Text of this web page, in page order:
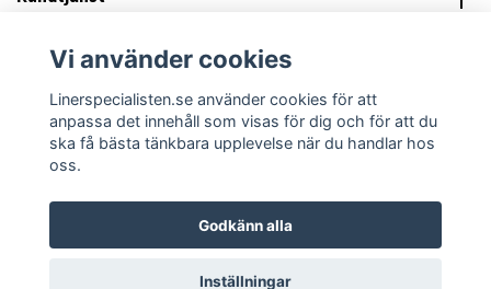
Läs mer
Sociala medier
© 2026 Linerspecialisten - Byta Pool liner?
Vi använder cookies
Linerspecialisten.se använder cookies för att
anpassa det innehåll som visas för dig och för att du
ska få bästa tänkbara upplevelse när du handlar hos
oss.
Godkänn alla
Inställningar